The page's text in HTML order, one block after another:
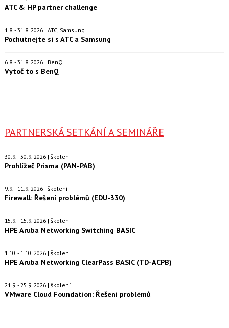
ATC & HP partner challenge
1.8. - 31.8. 2026 | ATC, Samsung
Pochutnejte si s ATC a Samsung
6.8. - 31.8. 2026 | BenQ
Vytoč to s BenQ
PARTNERSKÁ SETKÁNÍ A SEMINÁŘE
30.9. - 30.9. 2026 | školení
Prohlížeč Prisma (PAN-PAB)
9.9. - 11.9. 2026 | školení
Firewall: Řešení problémů (EDU-330)
15.9. - 15.9. 2026 | školení
HPE Aruba Networking Switching BASIC
1.10. - 1.10. 2026 | školení
HPE Aruba Networking ClearPass BASIC (TD-ACPB)
21.9. - 25.9. 2026 | školení
VMware Cloud Foundation: Řešení problémů